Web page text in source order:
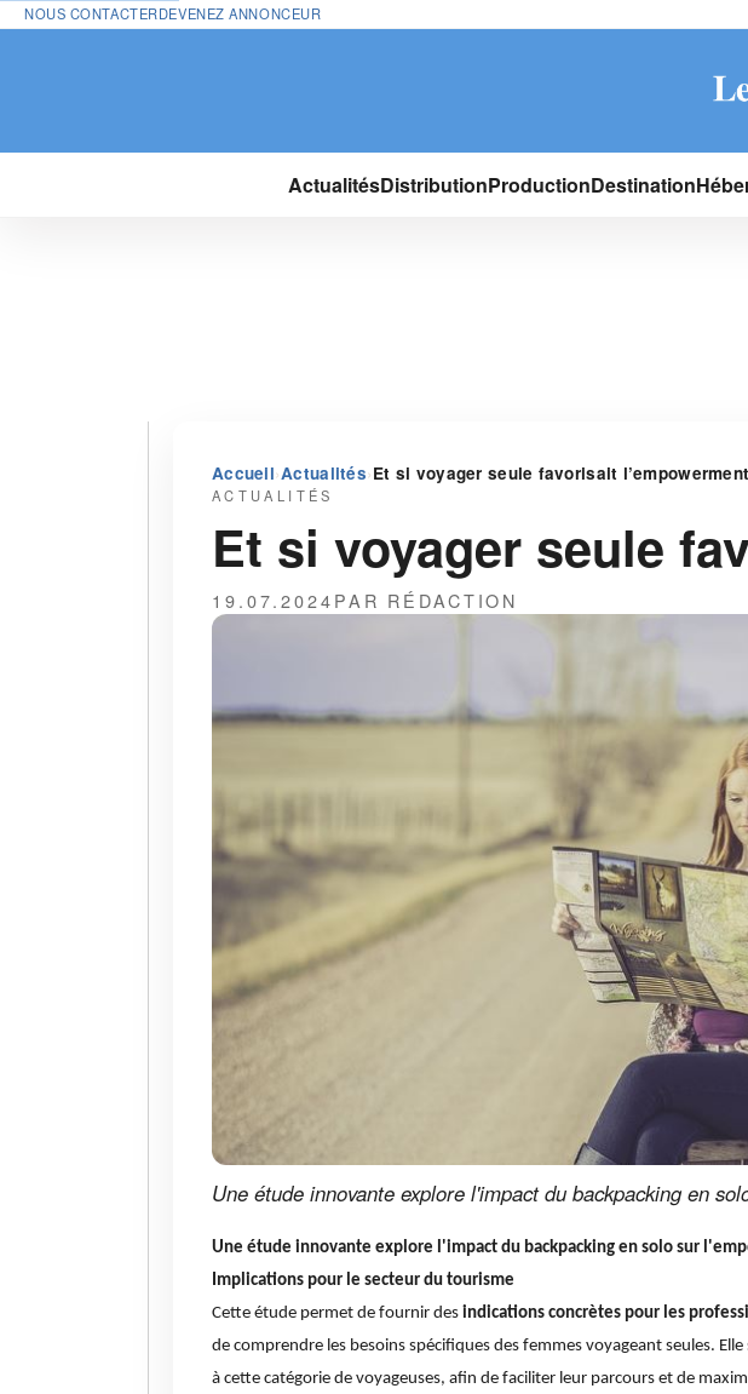
NOUS CONTACTERDEVENEZ ANNONCEUR
ActualitésDistributionProductionDestination
Accueil›Actualités›Et si voyager seule favorisait
ACTUALITÉS
Et si voyager seule
19.07.2024PAR RÉDACTION
Une étude innovante explore l'impact du backpacking en
Une étude innovante explore l'impact du backpacking en solo sur
Implications pour le secteur du tourisme
Cette étude permet de fournir des indications concrètes pour les
de comprendre les besoins spécifiques des femmes voyageant seules.
à cette catégorie de voyageuses, afin de faciliter leur parcours et de